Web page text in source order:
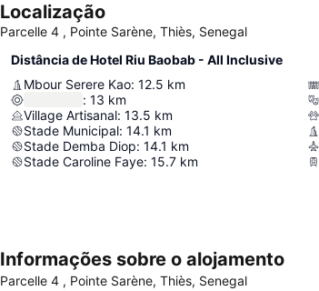
Localização
Parcelle 4 , Pointe Sarène, Thiès, Senegal
Distância de Hotel Riu Baobab - All Inclusive
Mbour Serere Kao: 12.5 km
: 13 km
Village Artisanal: 13.5 km
Stade Municipal: 14.1 km
Stade Demba Diop: 14.1 km
Stade Caroline Faye: 15.7 km
Informações sobre o alojamento
Parcelle 4 , Pointe Sarène, Thiès, Senegal